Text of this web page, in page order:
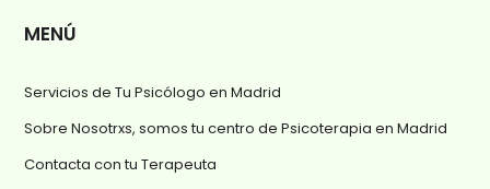
MENÚ
Servicios de Tu Psicólogo en Madrid
Sobre Nosotrxs, somos tu centro de Psicoterapia en Madrid
Contacta con tu Terapeuta